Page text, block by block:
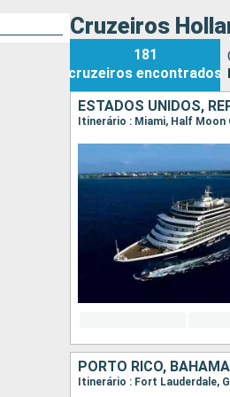
Cruzeiros
181
cruzeiros encontrados
ESTADOS UNIDOS,
Itinerário : Miami, Half Moon
PORTO RICO,
Itinerário : Fort Lauderdale,